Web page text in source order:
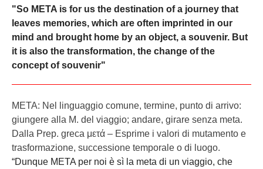
"So META is for us the destination of a journey that
leaves memories, which are often imprinted in our
mind and brought home by an object, a souvenir. But
it is also the transformation, the change of the
concept of souvenir"
META: Nel linguaggio comune, termine, punto di arrivo:
giungere alla M. del viaggio; andare, girare senza meta.
Dalla Prep. greca μετά – Esprime i valori di mutamento e
trasformazione, successione temporale o di luogo.
“Dunque META per noi è sì la meta di un viaggio, che